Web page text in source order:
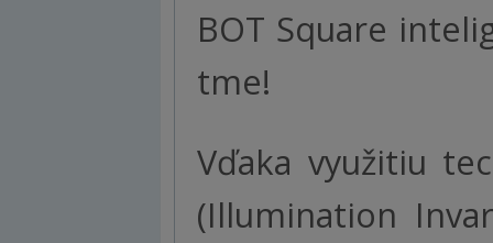
BOT Square
tme!
Vďaka využitiu
(Illumination